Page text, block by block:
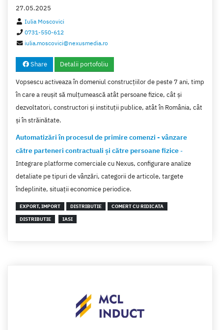
27.05.2025
Iulia Moscovici
0731-550-612
iulia.moscovici@nexusmedia.ro
Share Detalii portofoliu
Vopsescu activeaza în domeniul construcțiilor de peste 7 ani, timp
în care a reușit să mulțumească atât persoane fizice, cât și
dezvoltatori, constructori și instituții publice, atât în România, cât
și în străinătate.
Automatizări în procesul de primire comenzi - vânzare
către parteneri contractuali și către persoane fizice-
Integrare platforme comerciale cu Nexus, configurare analize
detaliate pe tipuri de vânzări, categorii de articole, targete
îndeplinite, situații economice periodice.
EXPORT, IMPORT DISTRIBUTIE
COMERT CU RIDICATA
DISTRIBUTIE
IASI